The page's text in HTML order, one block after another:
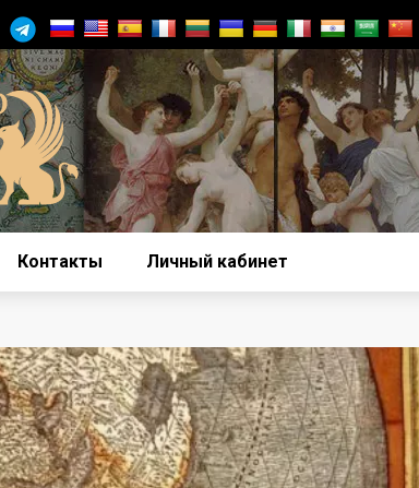
Контакты Личный кабинет